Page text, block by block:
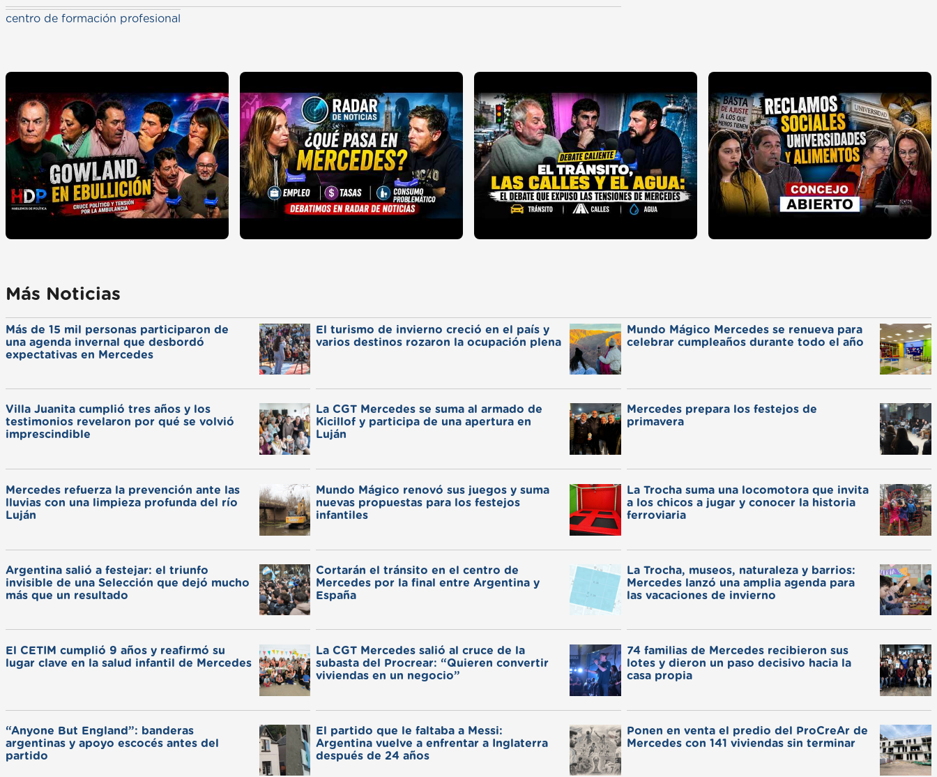
centro de formación profesional
Más Noticias
Más de 15 mil personas participaron de
una agenda invernal que desbordó
expectativas en Mercedes
El turismo de invierno creció en el país y
varios destinos rozaron la ocupación plena
Mundo Mágico Mercedes se renueva para
celebrar cumpleaños durante todo el año
Villa Juanita cumplió tres años y los
testimonios revelaron por qué se volvió
imprescindible
La CGT Mercedes se suma al armado de
Kicillof y participa de una apertura en
Luján
Mercedes prepara los festejos de
primavera
Mercedes refuerza la prevención ante las
lluvias con una limpieza profunda del río
Luján
Mundo Mágico renovó sus juegos y suma
nuevas propuestas para los festejos
infantiles
La Trocha suma una locomotora que invita
a los chicos a jugar y conocer la historia
ferroviaria
Argentina salió a festejar: el triunfo
invisible de una Selección que dejó mucho
más que un resultado
Cortarán el tránsito en el centro de
Mercedes por la final entre Argentina y
España
La Trocha, museos, naturaleza y barrios:
Mercedes lanzó una amplia agenda para
las vacaciones de invierno
El CETIM cumplió 9 años y reafirmó su
lugar clave en la salud infantil de Mercedes
La CGT Mercedes salió al cruce de la
subasta del Procrear: “Quieren convertir
viviendas en un negocio”
74 familias de Mercedes recibieron sus
lotes y dieron un paso decisivo hacia la
casa propia
“Anyone But England”: banderas
argentinas y apoyo escocés antes del
partido
El partido que le faltaba a Messi:
Argentina vuelve a enfrentar a Inglaterra
después de 24 años
Ponen en venta el predio del ProCreAr de
Mercedes con 141 viviendas sin terminar